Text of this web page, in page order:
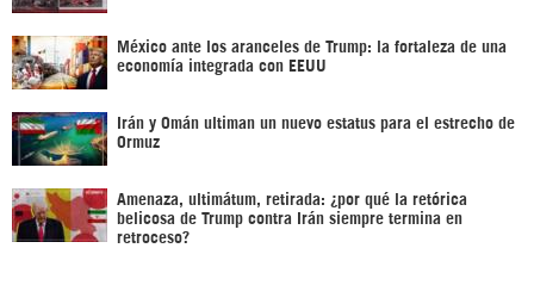
México ante los aranceles de Trump: la fortaleza de una
economía integrada con EEUU
Irán y Omán ultiman un nuevo estatus para el estrecho de
Ormuz
Amenaza, ultimátum, retirada: ¿por qué la retórica
belicosa de Trump contra Irán siempre termina en
retroceso?